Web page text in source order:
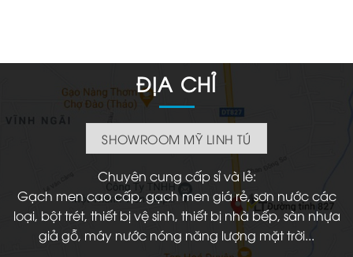
ĐỊA CHỈ
SHOWROOM MỸ LINH TÚ
Chuyên cung cấp sỉ và lẻ:
Gạch men cao cấp, gạch men giá rẻ, sơn nước các
loại, bột trét, thiết bị vệ sinh, thiết bị nhà bếp, sàn nhựa
giả gỗ, máy nước nóng năng lượng mặt trời...